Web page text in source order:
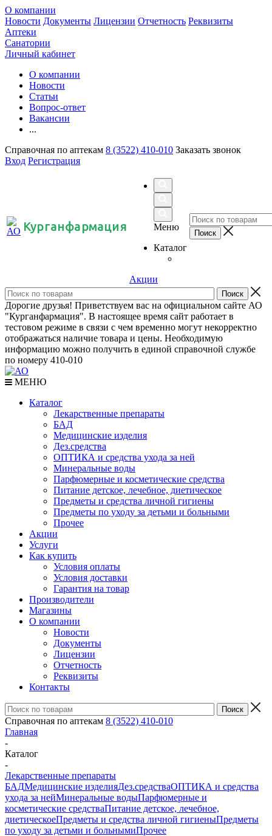
О компании
Новости Документы Лицензии Отчетность Реквизиты
Аптеки
Санатории
Личный кабинет
О компании
Новости
Статьи
Вопрос-ответ
Вакансии
...
Справочная по аптекам 8 (3522) 410-010 Заказать звонок
Вход Регистрация
Курганфармация
Меню
Каталог
Акции
Дорогие друзья! Приветствуем вас на официальном сайте АО
"Курганфармация". В настоящее время сайт работает в
тестовом режиме в связи с чем временно могут некорректно
отображаться наличие товара и цены. Необходимую
информацию можно получить в единой справочной службе
по номеру 410-010
МЕНЮ
Каталог
Лекарственные препараты
БАД
Медицинские изделия
Дез.средства
ОПТИКА и средства ухода за ней
Минеральные воды
Парфюмерные и косметические средства
Питание детское, лечебное, диетическое
Предметы и средства личной гигиены
Предметы по уходу за детьми и больными
Прочее
Акции
Услуги
Как купить
Условия оплаты
Условия доставки
Гарантия на товар
Производители
Магазины
О компании
Новости
Документы
Лицензии
Отчетность
Реквизиты
Контакты
Справочная по аптекам 8 (3522) 410-010
Главная
-
Каталог
-
Лекарственные препараты
БАДМедицинские изделияДез.средстваОПТИКА и средства
ухода за нейМинеральные водыПарфюмерные и
косметические средстваПитание детское, лечебное,
диетическоеПредметы и средства личной гигиеныПредметы
по уходу за детьми и больнымиПрочее